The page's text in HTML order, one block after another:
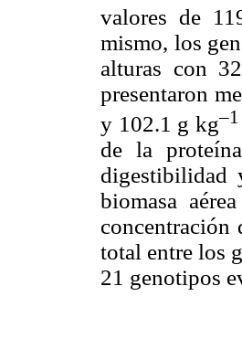
valores de
mismo, los
alturas con
presentaron
y 102.1 g kg–1
de la
digestibilidad
biomasa
concentración
total entre los
21 genotipos